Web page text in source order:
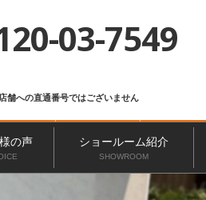
03-7549
舗への直通番号ではございません
来店予約
の声 ショールーム紹介
SHOWROOM